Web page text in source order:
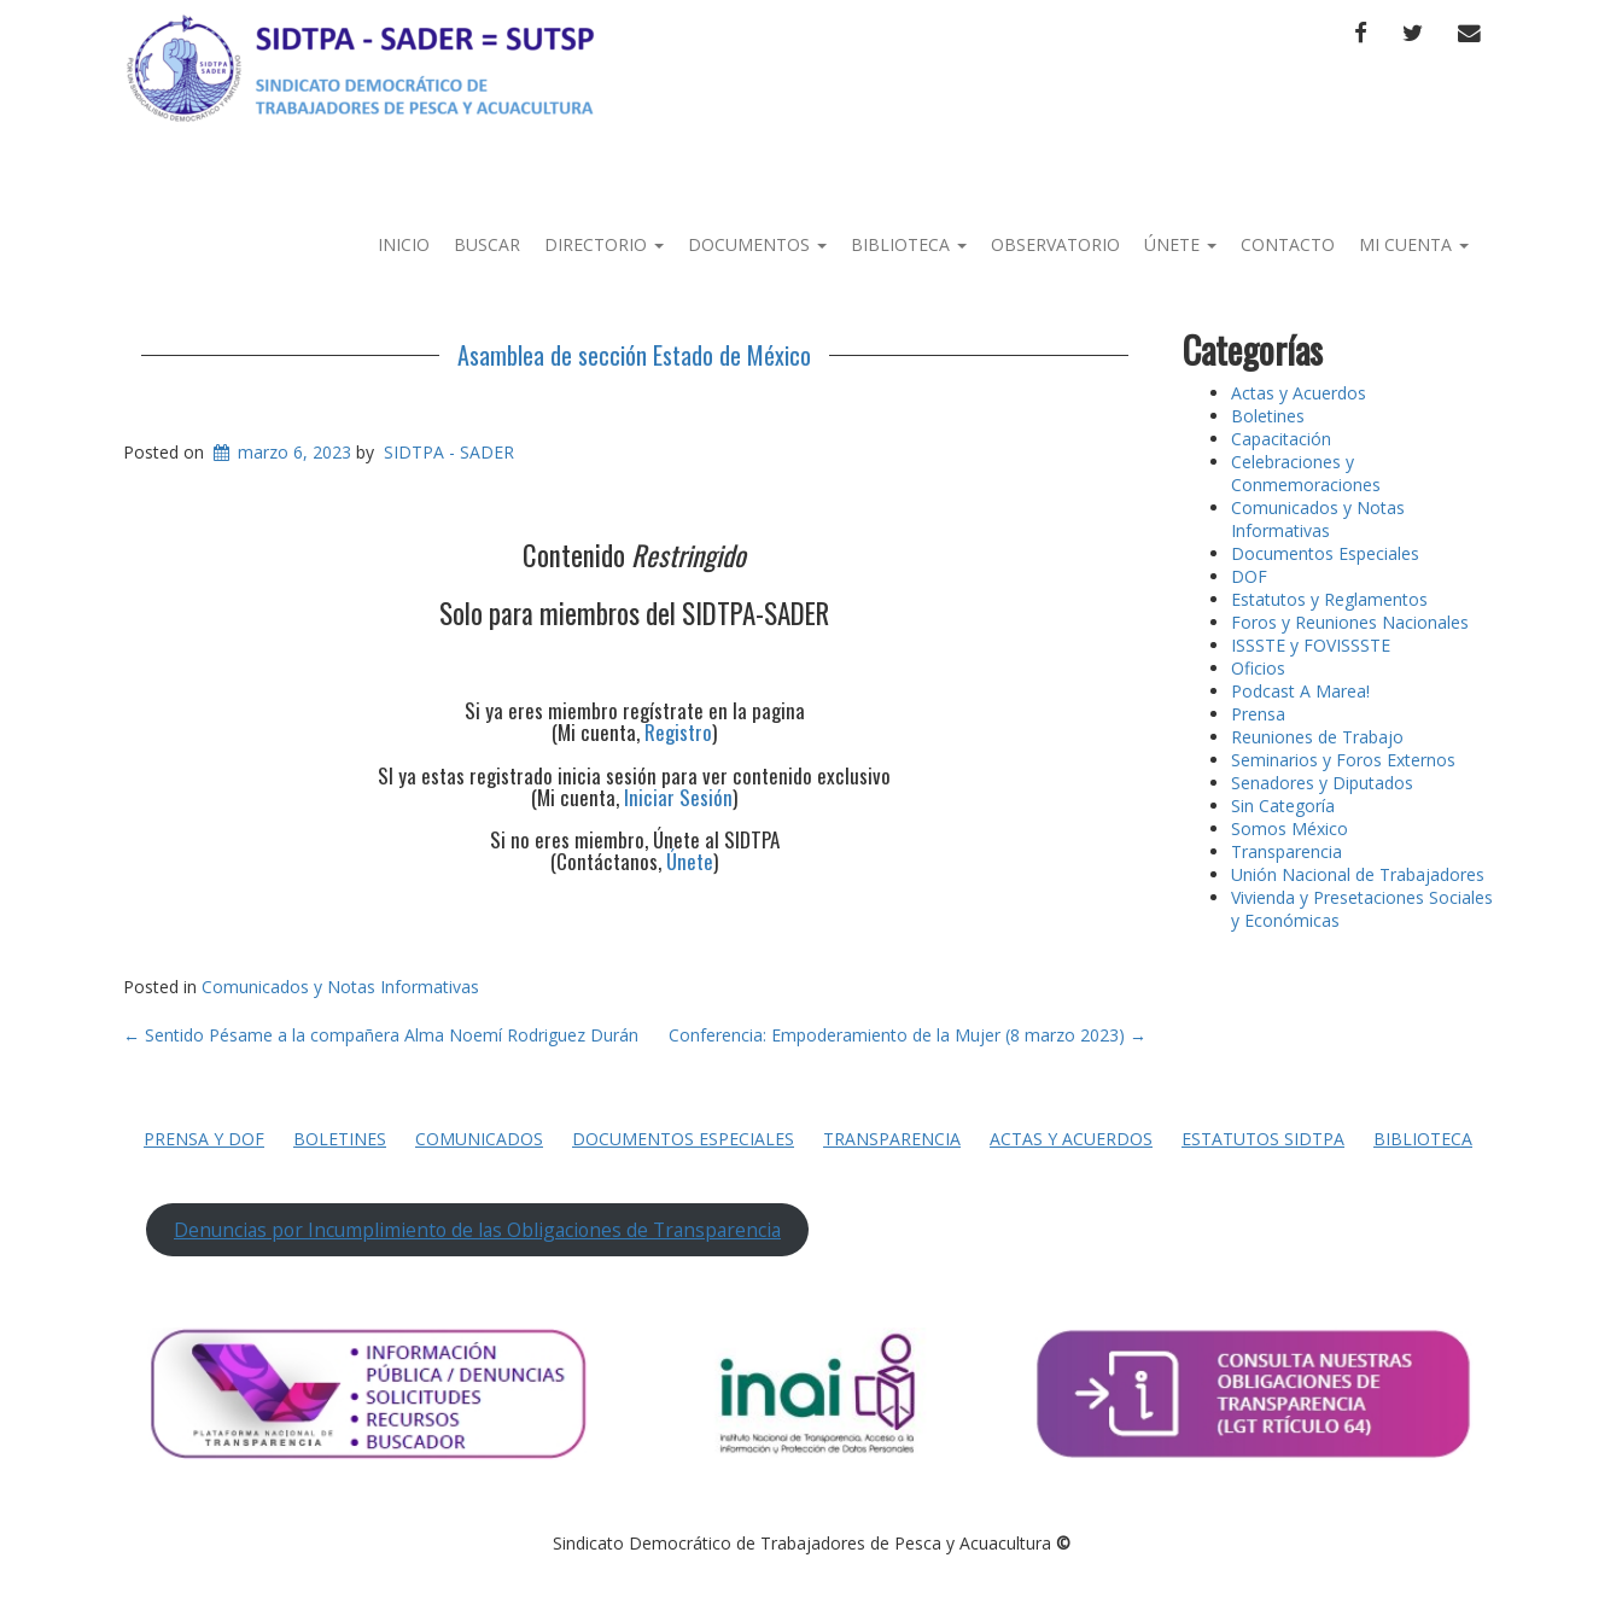
FACEBOOKTWITTERCORREO
INICIO BUSCAR DIRECTORIO DOCUMENTOS BIBLIOTECA OBSERVATORIO ÚNETE CONTACTO MI CUENTA
Asamblea de sección Estado de México
Posted on marzo 6, 2023 by SIDTPA - SADER
Contenido Restringido
Solo para miembros del SIDTPA-SADER
Si ya eres miembro regístrate en la pagina
(Mi cuenta,Registro)
SI ya estas registrado inicia sesión para ver contenido exclusivo
(Mi cuenta, Iniciar Sesión)
Si no eres miembro, Únete al SIDTPA
(Contáctanos, Únete)
Posted in Comunicados y Notas Informativas
Post
← Sentido Pésame a la compañera Alma Noemí Rodriguez Durán Conferencia: Empoderamiento de la Mujer (8 marzo 2023) →
Categorías
Actas y Acuerdos
Boletines
Capacitación
Celebraciones y
Conmemoraciones
Comunicados y Notas
Informativas
Documentos Especiales
DOF
Estatutos y Reglamentos
Foros y Reuniones Nacionales
ISSSTE y FOVISSSTE
Oficios
Podcast A Marea!
Prensa
Reuniones de Trabajo
Seminarios y Foros Externos
Senadores y Diputados
Sin Categoría
Somos México
Transparencia
Unión Nacional de Trabajadores
Vivienda y Presetaciones Sociales
y Económicas
PRENSA Y DOF BOLETINES COMUNICADOS DOCUMENTOS ESPECIALES TRANSPARENCIA ACTAS Y ACUERDOS ESTATUTOS SIDTPA BIBLIOTECA
Denuncias por Incumplimiento de las Obligaciones de Transparencia
Sindicato Democrático de Trabajadores de Pesca y Acuacultura ©